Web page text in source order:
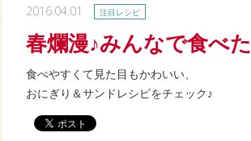
2016.04.01 注目レシピ
春爛漫♪みんなで食べ
食べやすくて見た目もかわいい、
おにぎり＆サンドレシピをチェック♪